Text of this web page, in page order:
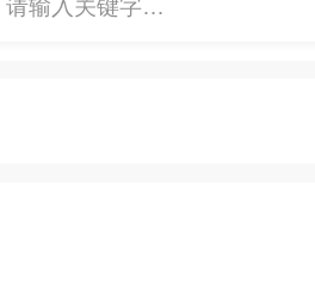
请输入关键字…